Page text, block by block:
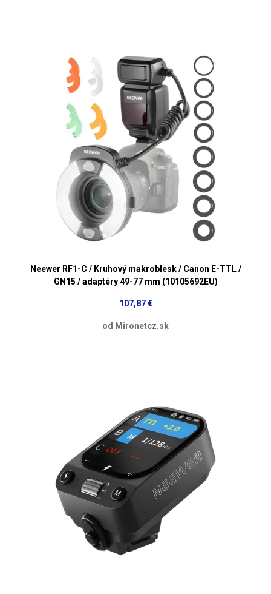
Neewer RF1-C / Kruhový makroblesk / Canon E-TTL /
GN15 / adaptéry 49-77 mm (10105692EU)
107,87 €
od Mironetcz.sk